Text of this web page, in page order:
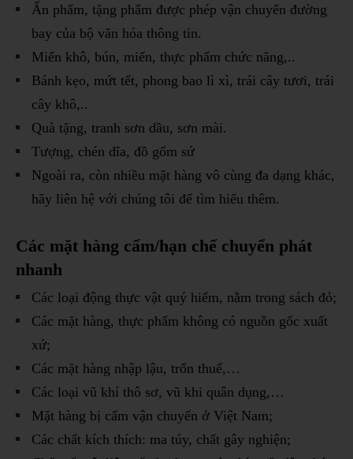
Ấn phẩm, tặng phẩm được phép vận chuyển đường
bay của bộ văn hóa thông tin.
Miến khô, bún, miến, thực phẩm chức năng,..
Bánh kẹo, mứt tết, phong bao lì xì, trái cây tươi, trái
cây khô,..
Quà tặng, tranh sơn dầu, sơn mài.
Tượng, chén dĩa, đồ gốm sứ
Ngoài ra, còn nhiều mặt hàng vô cùng đa dạng khác,
hãy liên hệ với chúng tôi để tìm hiểu thêm.
Các mặt hàng cấm/hạn chế chuyển phát
nhanh
Các loại động thực vật quý hiếm, nằm trong sách đỏ;
Các mặt hàng, thực phẩm không có nguồn gốc xuất
xứ;
Các mặt hàng nhập lậu, trốn thuế,…
Các loại vũ khí thô sơ, vũ khi quân dụng,…
Mặt hàng bị cấm vận chuyển ở Việt Nam;
Các chất kích thích: ma túy, chất gây nghiện;